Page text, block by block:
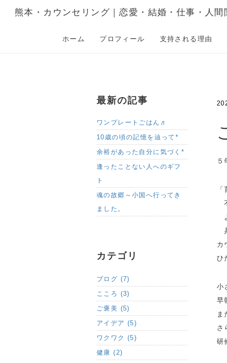
熊本・カウンセリング｜恋愛・結婚・仕事・人
ホーム プロフィール 支持される理由
５
カ
ひ
小
早
ま
さ
研
最新の記事
ワンプレートごはん♬
10歳の頃の記憶を辿って*
余裕があった自分に気づく*
逢ったことない人へのギフ
ト
魂の故郷～小国へ行ってき
ました。
カテゴリ
ブログ (7)
こころ (3)
ご褒美 (5)
アイデア (5)
ワクワク (5)
健康 (2)